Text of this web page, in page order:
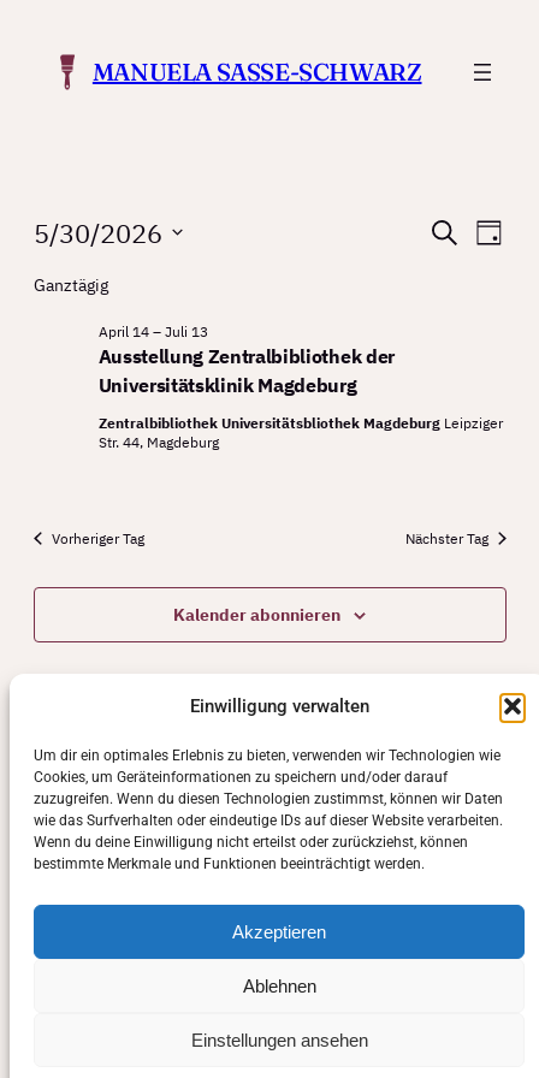
Einwilligung verwalten
Um dir ein optimales Erlebnis zu bieten, verwenden wir Technologien wie
Cookies, um Geräteinformationen zu speichern und/oder darauf
zuzugreifen. Wenn du diesen Technologien zustimmst, können wir Daten
wie das Surfverhalten oder eindeutige IDs auf dieser Website verarbeiten.
Wenn du deine Einwilligung nicht erteilst oder zurückziehst, können
bestimmte Merkmale und Funktionen beeinträchtigt werden.
Akzeptieren
Ablehnen
Einstellungen ansehen
MANUELA SASSE-SCHWARZ
Veranstaltungen
for
Mai
2026
Suche
Tag
5/30/2026
wählen.
Ganztägig
Ausstellung Zentralbibliothek der
Universitätsklinik Magdeburg
April 14– Juli 13
Zentralbibliothek Universitätsbliothek Magdeburg Leipziger
Str. 44, Magdeburg
Vorheriger Tag Nächster Tag
Kalender abonnieren